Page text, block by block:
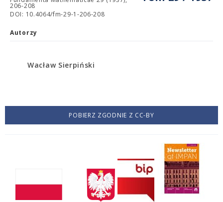
206-208
DOI: 10.4064/fm-29-1-206-208
Autorzy
Wacław Sierpiński
POBIERZ ZGODNIE Z CC-BY